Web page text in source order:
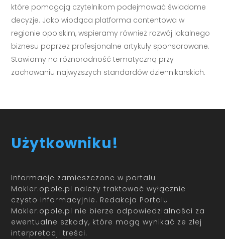
które pomagają czytelnikom podejmować świadome
decyzje. Jako wiodąca platforma contentowa w
regionie opolskim, wspieramy również rozwój lokalnego
biznesu poprzez profesjonalne artykuły sponsorowane.
Stawiamy na różnorodność tematyczną przy
zachowaniu najwyższych standardów dziennikarskich.
Użytkowniku!
Informacje zamieszczone w portalu
Makler.opole.pl należy traktować wyłącznie
czysto informacyjnie. Redakcja Portalu
Makler.opole.pl nie bierze odpowiedzialności za
ewentualne szkody, które mogą wynikać ze złej
interpretacji treści.